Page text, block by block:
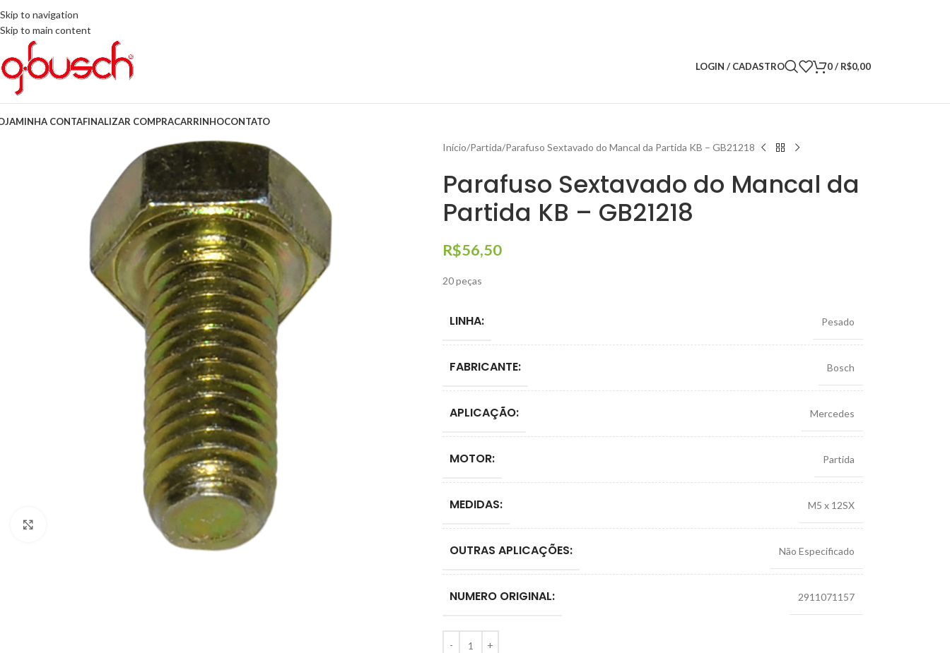
Skip to navigation
Skip to main content
LOGIN / CADASTRO 0/ R$0,00
MINHA CONTAFINALIZAR COMPRACARRINHOCONTATO
Início Partida Parafuso Sextavado do Mancal da Partida KB – GB21218
Parafuso Sextavado do Mancal da
Partida KB – GB21218
R$56,50
20 peças
LINHA: Pesado
FABRICANTE: Bosch
APLICAÇÃO: Mercedes
MOTOR: Partida
MEDIDAS: M5 x 12SX
OUTRAS APLICAÇÕES: Não Especificado
NUMERO ORIGINAL: 2911071157